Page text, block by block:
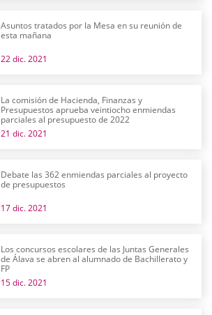
Asuntos tratados por la Mesa en su reunión de
esta mañana
22 dic. 2021
La comisión de Hacienda, Finanzas y
Presupuestos aprueba veintiocho enmiendas
parciales al presupuesto de 2022
21 dic. 2021
Debate las 362 enmiendas parciales al proyecto
de presupuestos
17 dic. 2021
Los concursos escolares de las Juntas Generales
de Álava se abren al alumnado de Bachillerato y
FP
15 dic. 2021